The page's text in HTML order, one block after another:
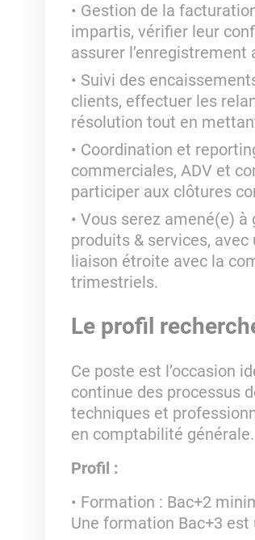
Gestion de la
impartis, vérifier leur
assurer l’enregistrement
Suivi des
clients, effectuer les
résolution tout en
Coordination et
commerciales, ADV et
participer aux clôtures
Vous serez amené(e)
produits & services,
liaison étroite avec la
trimestriels.
Le profil
Ce poste est l’occasion
continue des processus
techniques et
en comptabilité générale.
Profil :
Formation : Bac+2
Une formation Bac+3 est